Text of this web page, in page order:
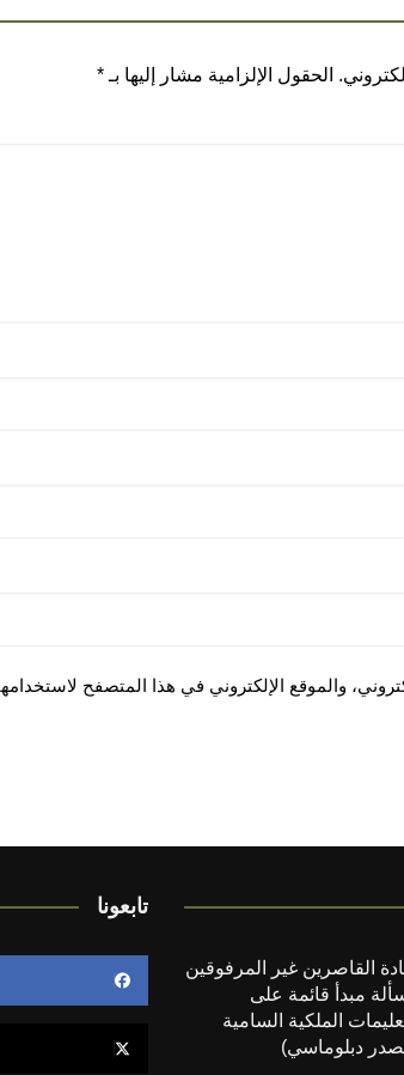
الحقول الإلزامية مشار إليها بـ *
والموقع الإلكتروني في هذا المتصفح
القاصرين غير المرفوقين
مبدأ قائمة على
الملكية السامية
دبلوماسي)
تابعونا